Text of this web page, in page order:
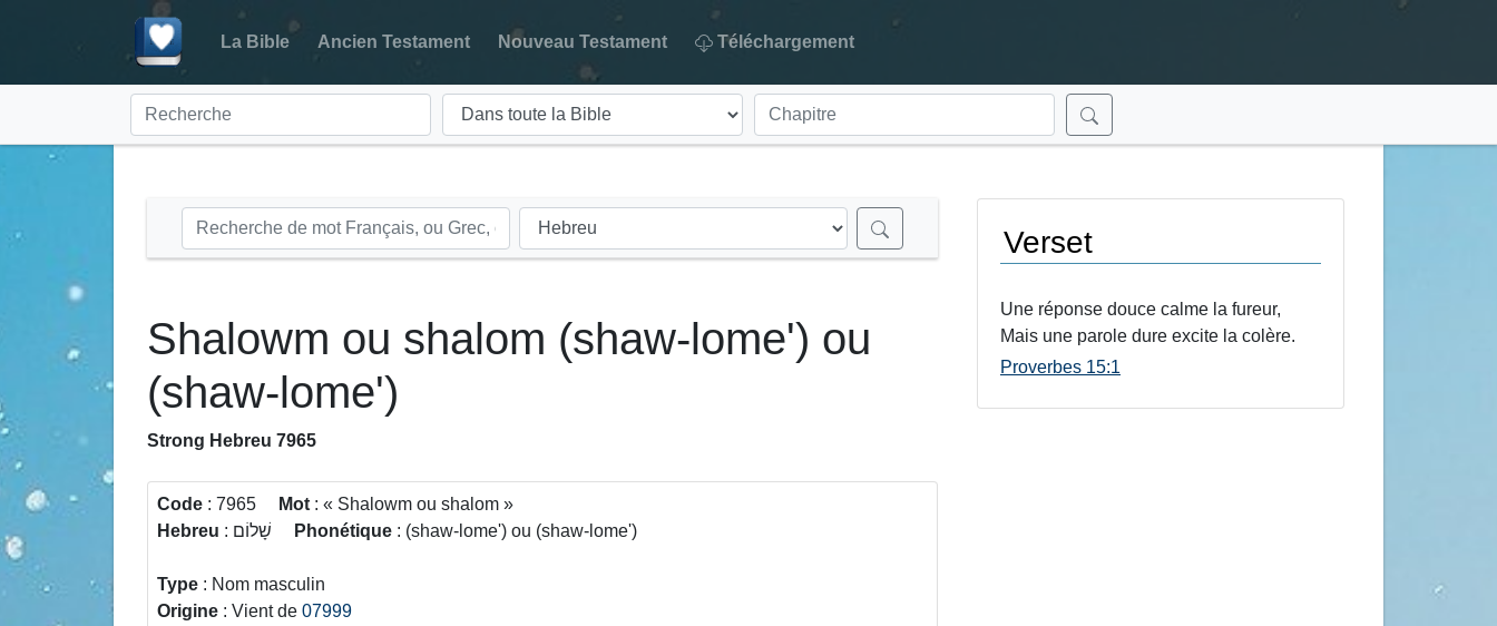
La Bible Ancien Testament Nouveau Testament Téléchargement
Shalowm ou shalom (shaw-lome') ou
(shaw-lome')
Strong Hebreu 7965
Code : 7965 Mot :
Shalowm ou shalom
Hebreu
Phonétique : (shaw-lome') ou (shaw-lome')
Type : Nom masculin
Origine : Vient de 07999
Verset
Une réponse douce calme la fureur,
Mais une parole dure excite la colère.
Proverbes 15:1